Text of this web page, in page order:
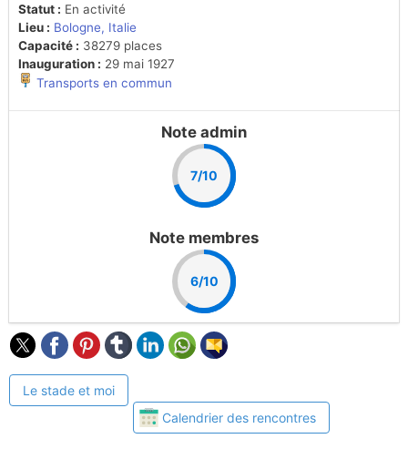
Statut : En activité
Lieu : Bologne, Italie
Capacité : 38279 places
Inauguration : 29 mai 1927
Transports en commun
Note admin
7/10
Note membres
6/10
Le stade et moi
Calendrier des rencontres